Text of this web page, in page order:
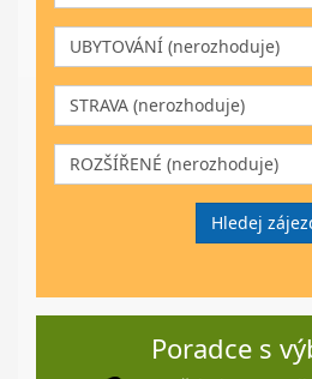
UBYTOVÁNÍ (nerozhoduje)
STRAVA (nerozhoduje)
ROZŠÍŘENÉ (nerozhoduje)
Hledej
Poradce s